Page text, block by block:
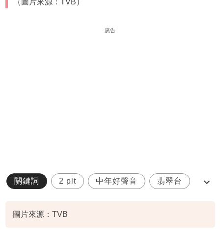
（圖片來源：TVB）
廣告
關鍵詞 2 plt 中年好聲音 翡翠台
圖片來源：TVB